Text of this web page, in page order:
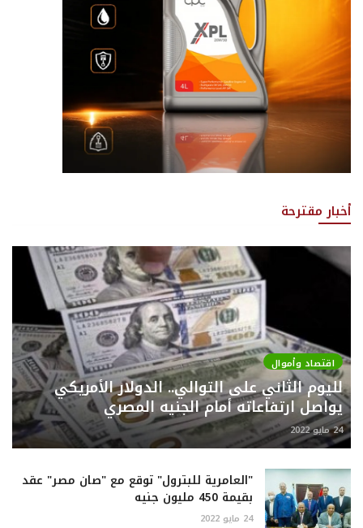
أخبار مقترحة
اقتصاد وأموال
لليوم الثاني على التوالي.. الدولار الأمريكي
يواصل ارتفاعاته أمام الجنيه المصري
24 مايو 2022
"العامرية للبترول" توقع مع "صان مصر" عقد
بقيمة 450 مليون جنيه
24 مايو 2022